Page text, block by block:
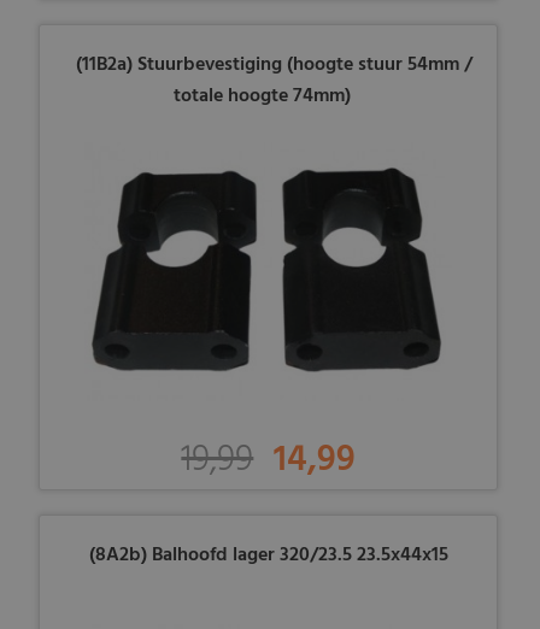
(11B2a) Stuurbevestiging (hoogte stuur 54mm /
totale hoogte 74mm)
19,99 14,99
(8A2b) Balhoofd lager 320/23.5 23.5x44x15